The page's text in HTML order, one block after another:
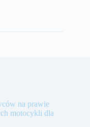
na prawie
motocykli dla